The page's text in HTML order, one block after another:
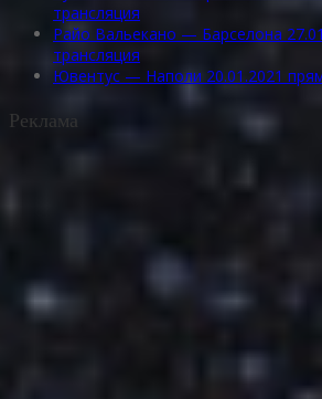
трансляция
Райо Вальекано — Барселона
трансляция
Ювентус — Наполи 20.01.2021
Реклама